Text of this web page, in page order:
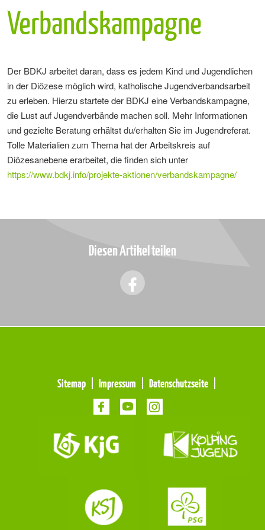
Verbandskampagne
Der BDKJ arbeitet daran, dass es jedem Kind und Jugendlichen
in der Diözese möglich wird, katholische Jugendverbandsarbeit
zu erleben. Hierzu startete der BDKJ eine Verbandskampagne,
die Lust auf Jugendverbände machen soll. Mehr Informationen
und gezielte Beratung erhältst du/erhalten Sie im Jugendreferat.
Tolle Materialien zum Thema hat der Arbeitskreis auf
Diözesanebene erarbeitet, die finden sich unter
https://www.bdkj.info/projekte-aktionen/verbandskampagne/
Diesen Artikel teilen
Sitemap Impressum Datenschutzseite